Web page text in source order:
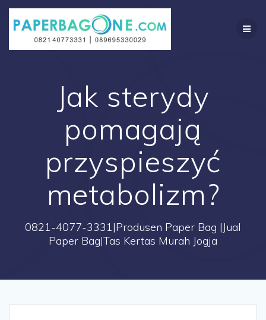
Skip
content
Jak sterydy
pomagają
przyspieszyć
metabolizm?
0821-4077-3331|Produsen Paper Bag |Jual
Paper Bag|Tas Kertas Murah Jogja